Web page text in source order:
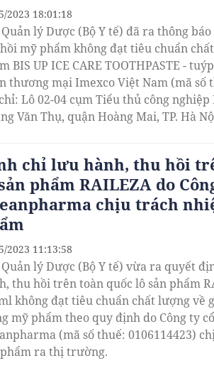
Quản lý Dược (Bộ Y tế) đã ra thông
mỹ phẩm không đạt tiêu chuẩn
BIS UP ICE CARE TOOTHPASTE -
thương mại Imexco Việt Nam (mã số
Lô 02-04 cụm Tiểu thủ công
Văn Thụ, quận Hoàng Mai, TP. Hà
2023 18:01:18
chỉ lưu hành, thu hồi
phẩm RAILEZA do
chịu trách
Quản lý Dược (Bộ Y tế) vừa ra quyết
thu hồi trên toàn quốc lô sản phẩm
không đạt tiêu chuẩn chất lượng về
mỹ phẩm theo quy định do Công ty
(mã số thuế: 0106114423)
ra thị trường.
2023 11:13:58